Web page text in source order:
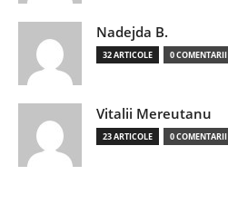
Nadejda B.
32 ARTICOLE 0 COMENTARII
Vitalii Mereutanu
23 ARTICOLE 0 COMENTARII